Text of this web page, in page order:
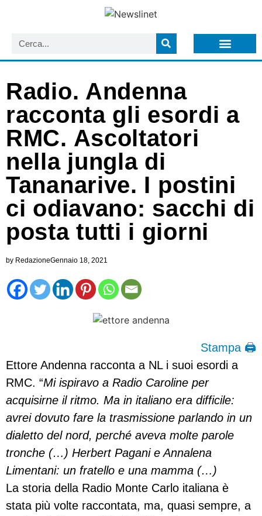
Radio. Andenna
racconta gli esordi a
RMC. Ascoltatori
nella jungla di
Tananarive. I postini
ci odiavano: sacchi di
posta tutti i giorni
by RedazioneGennaio 18, 2021
Stampa 🖨
Ettore Andenna racconta a NL i suoi esordi a
RMC. “Mi ispiravo a Radio Caroline per
acquisirne il ritmo. Ma in italiano era difficile:
avrei dovuto fare la trasmissione parlando in un
dialetto del nord, perché aveva molte parole
tronche (…) Herbert Pagani e Annalena
Limentani: un fratello e una mamma (…)
La storia della Radio Monte Carlo italiana è
stata più volte raccontata, ma, quasi sempre, a